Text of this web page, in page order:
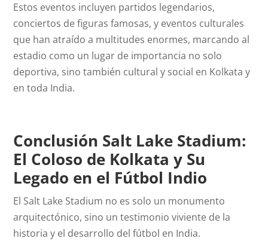
Estos eventos incluyen partidos legendarios,
conciertos de figuras famosas, y eventos culturales
que han atraído a multitudes enormes, marcando al
estadio como un lugar de importancia no solo
deportiva, sino también cultural y social en Kolkata y
en toda India.
Conclusión Salt Lake Stadium:
El Coloso de Kolkata y Su
Legado en el Fútbol Indio
El Salt Lake Stadium no es solo un monumento
arquitectónico, sino un testimonio viviente de la
historia y el desarrollo del fútbol en India.